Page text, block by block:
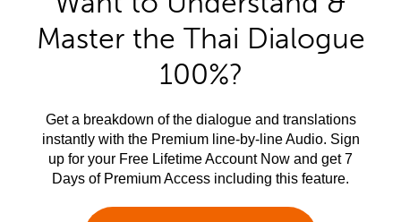
Master the Thai Dialogue
100%?
Get a breakdown of the dialogue and translations
instantly with the Premium line-by-line Audio. Sign
up for your Free Lifetime Account Now and get 7
Days of Premium Access including this feature.